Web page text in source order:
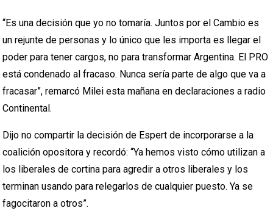
“Es una decisión que yo no tomaría. Juntos por el Cambio es
un rejunte de personas y lo único que les importa es llegar el
poder para tener cargos, no para transformar Argentina. El PRO
está condenado al fracaso. Nunca sería parte de algo que va a
fracasar”, remarcó Milei esta mañana en declaraciones a radio
Continental.
Dijo no compartir la decisión de Espert de incorporarse a la
coalición opositora y recordó: “Ya hemos visto cómo utilizan a
los liberales de cortina para agredir a otros liberales y los
terminan usando para relegarlos de cualquier puesto. Ya se
fagocitaron a otros”.